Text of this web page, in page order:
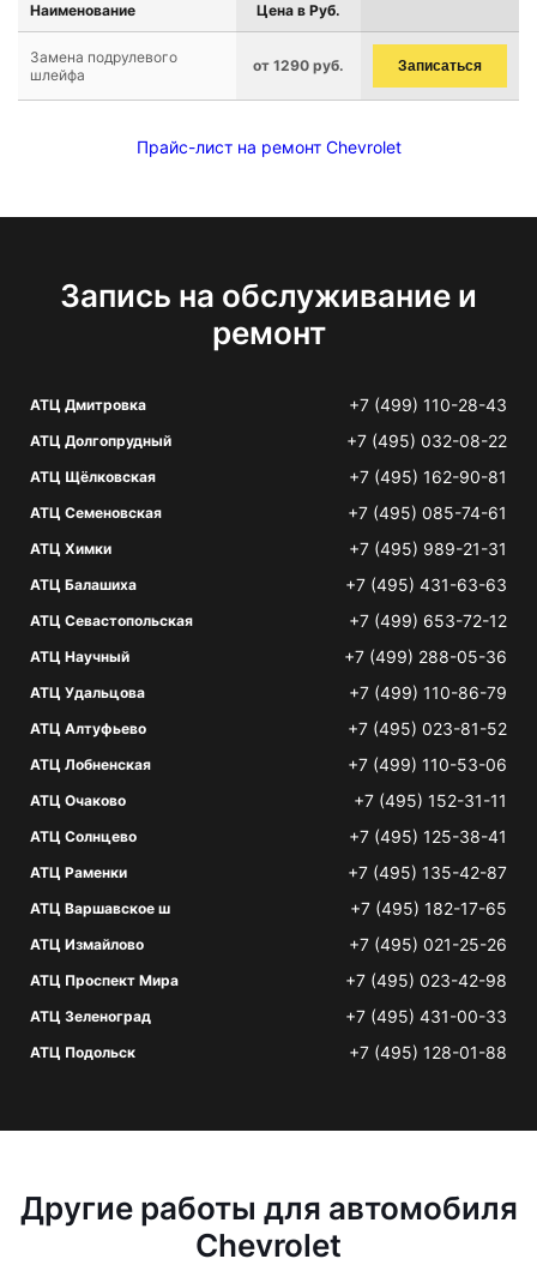
Наименование Цена в Руб.
Замена подрулевого
шлейфа
от 1290 руб. Записаться
Прайс-лист на ремонт Chevrolet
Запись на обслуживание и
ремонт
АТЦ Дмитровка +7 (499) 110-28-43
АТЦ Долгопрудный +7 (495) 032-08-22
АТЦ Щёлковская +7 (495) 162-90-81
АТЦ Семеновская +7 (495) 085-74-61
АТЦ Химки +7 (495) 989-21-31
АТЦ Балашиха +7 (495) 431-63-63
АТЦ Севастопольская +7 (499) 653-72-12
АТЦ Научный +7 (499) 288-05-36
АТЦ Удальцова +7 (499) 110-86-79
АТЦ Алтуфьево +7 (495) 023-81-52
АТЦ Лобненская +7 (499) 110-53-06
АТЦ Очаково +7 (495) 152-31-11
АТЦ Солнцево +7 (495) 125-38-41
АТЦ Раменки +7 (495) 135-42-87
АТЦ Варшавское ш +7 (495) 182-17-65
АТЦ Измайлово +7 (495) 021-25-26
АТЦ Проспект Мира +7 (495) 023-42-98
АТЦ Зеленоград +7 (495) 431-00-33
АТЦ Подольск +7 (495) 128-01-88
Другие работы для автомобиля
Chevrolet